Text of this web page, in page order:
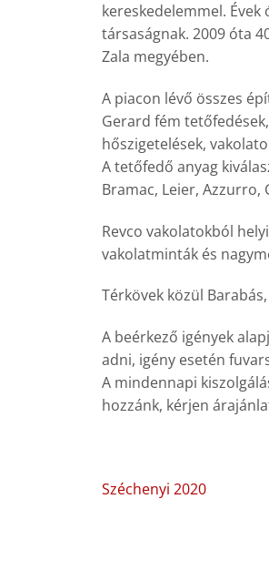
kereskedelemmel.
társaságnak. 2009 óta
Zala megyében.
A piacon lévő összes
Gerard fém
hőszigetelések,
A tetőfedő anyag
Bramac, Leier, Azzurro,
Revco vakolatokból
vakolatminták és
Térkövek közül
A beérkező igények
adni, igény esetén
A mindennapi
hozzánk, kérjen
Széchenyi 2020